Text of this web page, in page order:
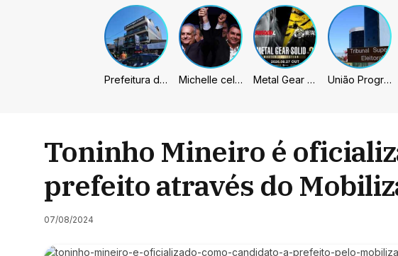
Prefeitura de Sumaré inaugura nova subsede da GCM na Área Cura Michelle celebra vice de Flávio: “Que chapa possa ser vitoriosa” Metal Gear Solid: Master Collection 2 terá legendas e menus em portugues União Progressista e PL terão mais tempo de propaganda eleitoral
Toninho Mineiro é
prefeito através do
07/08/2024